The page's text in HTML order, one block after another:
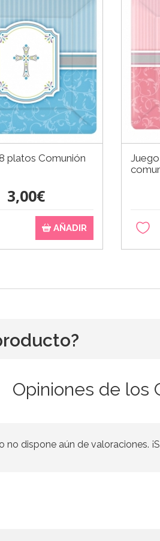
platos Comunión
3,00€
AÑADIR
Opiniones de los
no dispone aún de valoraciones.